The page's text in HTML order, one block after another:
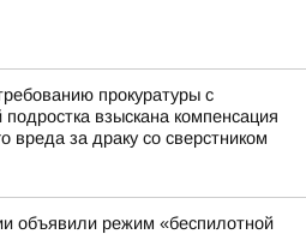
прокуратуры с
подростка взыскана компенсация
вреда за драку со сверстником
объявили режим «беспилотной